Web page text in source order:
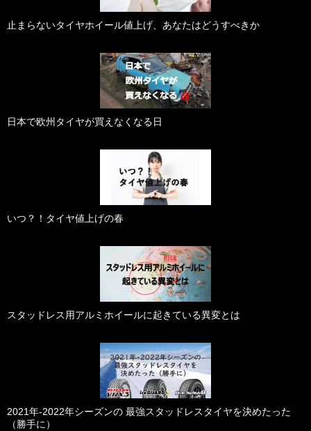
止まらないタイヤホイール値上げ、あなたはどうすべきか
日本で欧州タイヤが買えなくなる日
いつ？！タイヤ値上げの春
スタッドレス用アルミホイールに起きている異変とは
2021年-2022年シーズンの 最強スタッドレスタイヤを決めたった
（勝手に）